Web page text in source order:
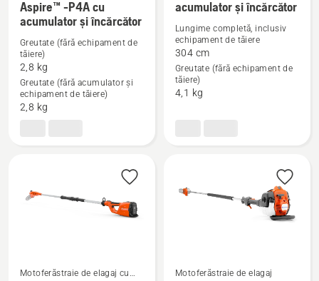
încărcător)
Vezi
mai
multe
detalii
despre
Aspire
Aspire™ -P4A cu
acumulator și încărcător
Greutate (fără echipament de
tăiere)
2,8 kg
Greutate (fără acumulator și
echipament de tăiere)
2,8 kg
Vezi
mai
multe
detalii
despre
120iTK4-
acumulator și încărcător
Lungime completă, inclusiv
echipament de tăiere
304 cm
Greutate (fără echipament de
tăiere)
4,1 kg
Motoferăstraie de elagaj cu
Motoferăstraie de elagaj